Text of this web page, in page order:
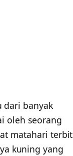
dari banyak
oleh seorang
matahari terbit
kuning yang